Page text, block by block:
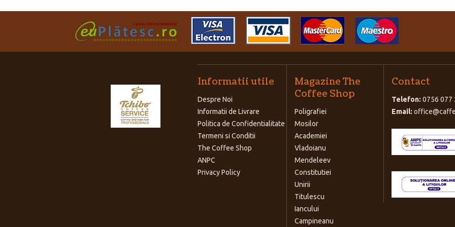
Informatii utile
Despre Noi
Informatii de Livrare
Politica de Confidentialitate
Termeni si Conditii
The Coffee Shop
ANPC
Privacy Policy
Magazine The
Coffee Shop
Poligrafiei
Mosilor
Academiei
Vladoianu
Mendeleev
Constitutiei
Unirii
Titulescu
Iancului
Campineanu
Contact
Telefon: 0756 077
Email: